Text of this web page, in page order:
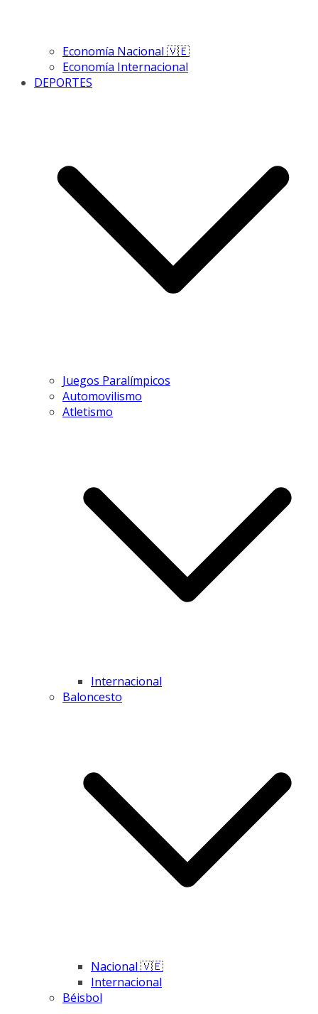
Economía Nacional 🇻🇪
Economía Internacional
DEPORTES
Juegos Paralímpicos
Automovilismo
Atletismo
Internacional
Baloncesto
Nacional 🇻🇪
Internacional
Béisbol